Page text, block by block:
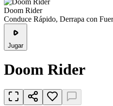
Doom Rider
Conduce Rápido, Derrapa con
Jugar
Doom Rider